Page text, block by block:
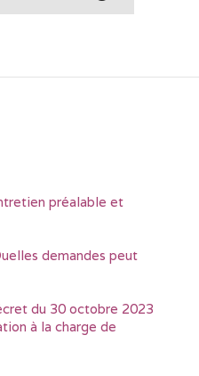
préalable et
demandes peut
du 30 octobre 2023
à la charge de